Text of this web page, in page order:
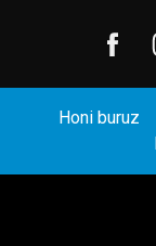
Honi buruz